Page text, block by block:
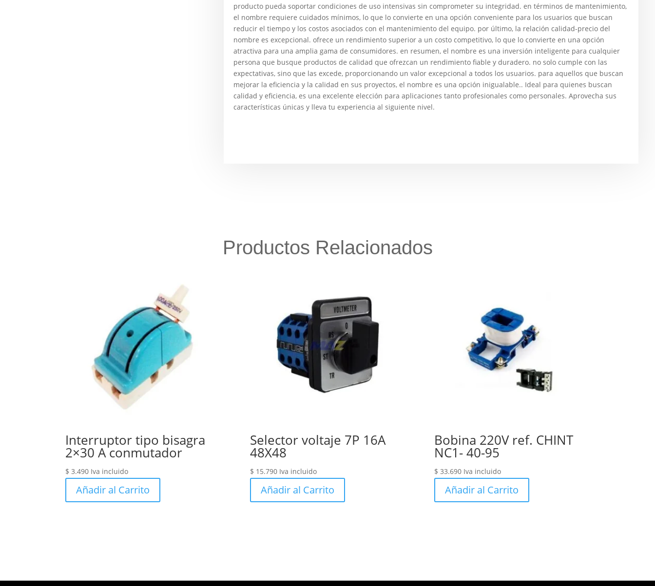
producto pueda soportar condiciones de uso intensivas sin comprometer su integridad. en términos de mantenimiento,
el nombre requiere cuidados mínimos, lo que lo convierte en una opción conveniente para los usuarios que buscan
reducir el tiempo y los costos asociados con el mantenimiento del equipo. por último, la relación calidad-precio del
nombre es excepcional. ofrece un rendimiento superior a un costo competitivo, lo que lo convierte en una opción
atractiva para una amplia gama de consumidores. en resumen, el nombre es una inversión inteligente para cualquier
persona que busque productos de calidad que ofrezcan un rendimiento fiable y duradero. no solo cumple con las
expectativas, sino que las excede, proporcionando un valor excepcional a todos los usuarios. para aquellos que buscan
mejorar la eficiencia y la calidad en sus proyectos, el nombre es una opción inigualable.. Ideal para quienes buscan
calidad y eficiencia, es una excelente elección para aplicaciones tanto profesionales como personales. Aprovecha sus
características únicas y lleva tu experiencia al siguiente nivel.
Productos Relacionados
Interruptor tipo bisagra
2×30 A conmutador
$ 3.490 Iva incluido
Añadir al Carrito
Selector voltaje 7P 16A
48X48
$ 15.790 Iva incluido
Añadir al Carrito
Bobina 220V ref. CHINT
NC1- 40-95
$ 33.690 Iva incluido
Añadir al Carrito